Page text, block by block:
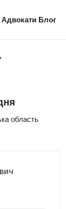
Адвокати Блог
область